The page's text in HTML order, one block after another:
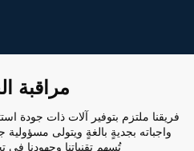
مراقبة
فريقنا ملتزم بتوفير آلات ذات جودة
تُسهم تقنياتنا وجهودنا